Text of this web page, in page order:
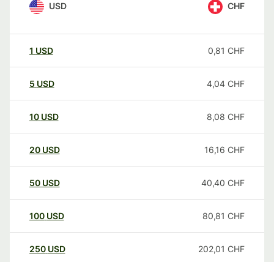
USD CHF
1 USD 0,81 CHF
5 USD 4,04 CHF
10 USD 8,08 CHF
20 USD 16,16 CHF
50 USD 40,40 CHF
100 USD 80,81 CHF
250 USD 202,01 CHF